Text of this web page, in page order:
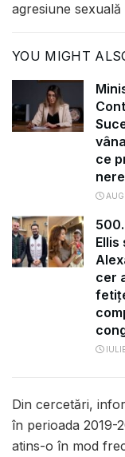
agresiune sexuală
YOU MIGHT
ce
Ellis
cer
Din cercetări,
în perioada 2019-
atins-o în mod